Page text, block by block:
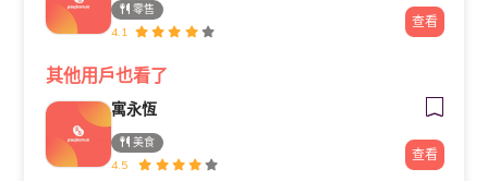
零售
4.1
查看
其他用戶也看了
寓永恆
美食
4.5
查看